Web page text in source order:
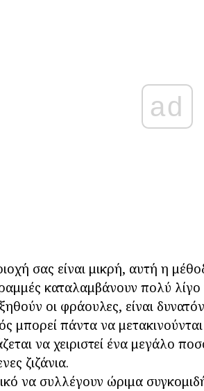
ad
σας είναι μικρή, αυτή η
καταλαμβάνουν πολύ
οι φράουλες, είναι
μπορεί πάντα να
να χειριστεί ένα μεγάλο
ζιζάνια.
να συλλέγουν ώριμα